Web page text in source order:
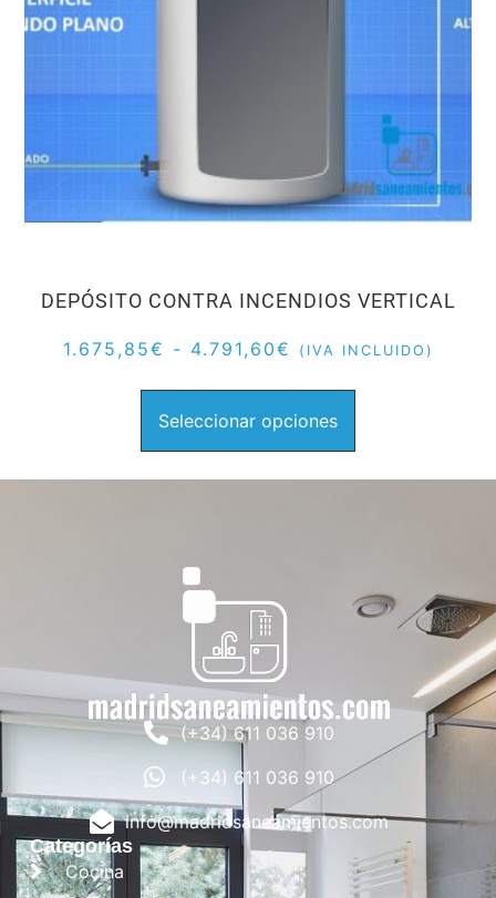
DEPÓSITO CONTRA INCENDIOS VERTICAL
1.675,85€ - 4.791,60€ (IVA INCLUIDO)
Seleccionar opciones
(+34) 611 036 910
(+34) 611 036 910
info@madridsaneamientos.com
Categorías
Cocina